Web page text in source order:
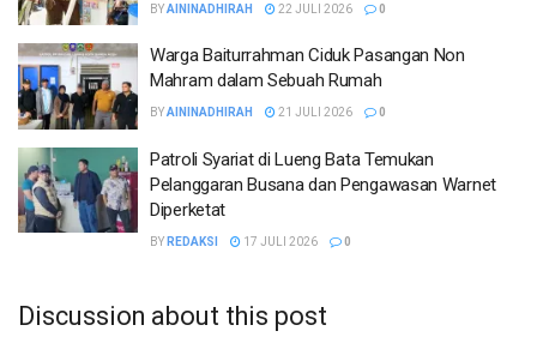
BYAININADHIRAH 22 JULI 2026 0
Warga Baiturrahman Ciduk Pasangan Non
Mahram dalam Sebuah Rumah
BYAININADHIRAH 21 JULI 2026 0
Patroli Syariat di Lueng Bata Temukan
Pelanggaran Busana dan Pengawasan Warnet
Diperketat
BY REDAKSI 17 JULI 2026 0
Discussion about this post